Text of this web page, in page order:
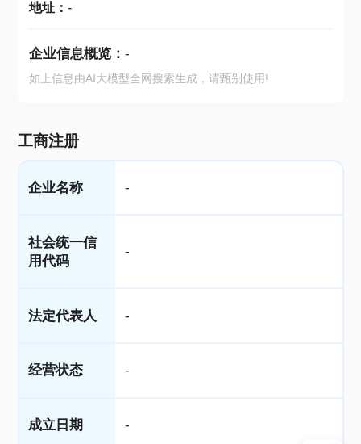
地址： -
企业信息概览： -
如上信息由AI大模型全网搜索生成，请甄别使用!
工商注册
企业名称 -
社会统一信
用代码
-
法定代表人 -
经营状态 -
成立日期 -